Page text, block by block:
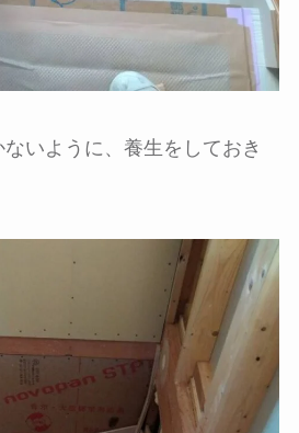
いように、養生をしておき